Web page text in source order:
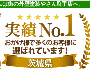
街の外壁塗装やさん取手店へ。
料金プラン 無料点検